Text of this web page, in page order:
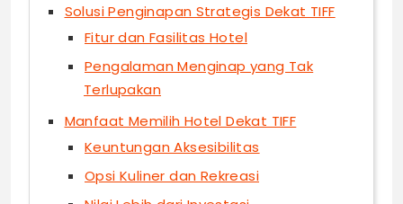
Solusi Penginapan Strategis Dekat TIFF
Fitur dan Fasilitas Hotel
Pengalaman Menginap yang Tak
Terlupakan
Manfaat Memilih Hotel Dekat TIFF
Keuntungan Aksesibilitas
Opsi Kuliner dan Rekreasi